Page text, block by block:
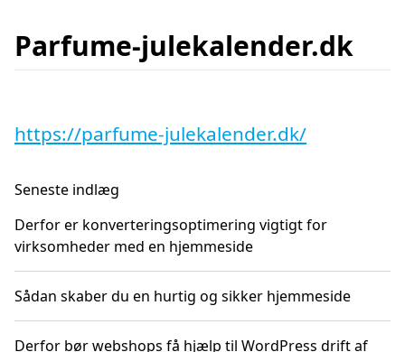
Parfume-julekalender.dk
https://parfume-julekalender.dk/
Seneste indlæg
Derfor er konverteringsoptimering vigtigt for
virksomheder med en hjemmeside
Sådan skaber du en hurtig og sikker hjemmeside
Derfor bør webshops få hjælp til WordPress drift af